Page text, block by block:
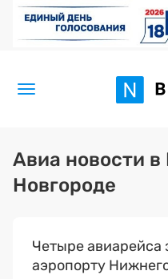
Авиа новости
Новгороде
Четыре авиарейса
аэропорту